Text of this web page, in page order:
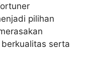
pilihan
serta